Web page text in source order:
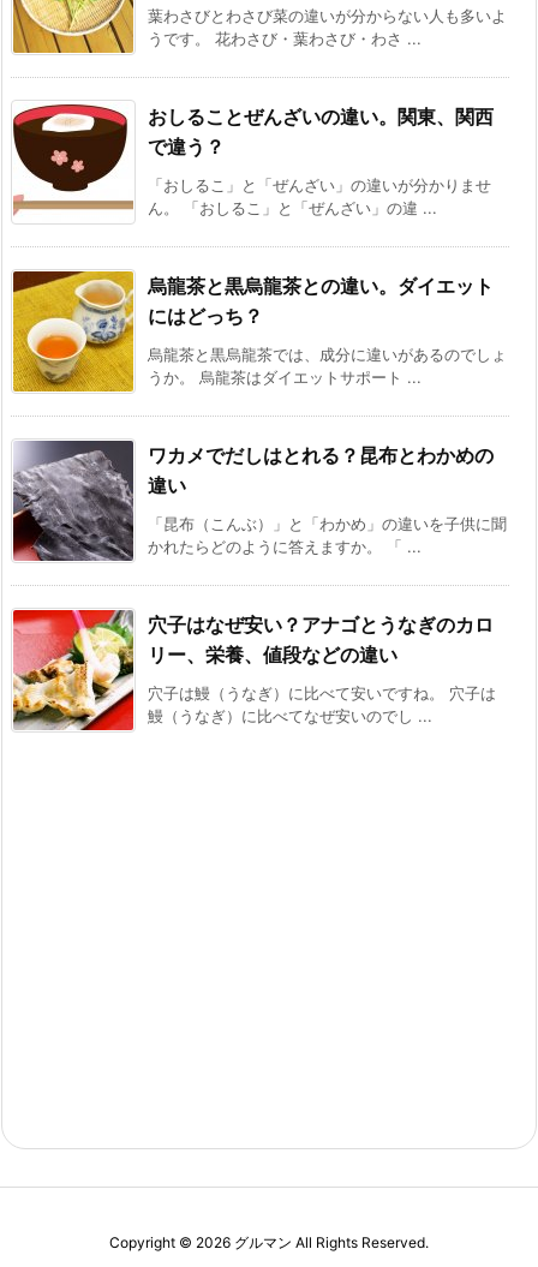
葉わさびとわさび菜の違いが分からない人も多いよ
うです。 花わさび・葉わさび・わさ ...
おしることぜんざいの違い。関東、関西
で違う？
「おしるこ」と「ぜんざい」の違いが分かりませ
ん。 「おしるこ」と「ぜんざい」の違 ...
烏龍茶と黒烏龍茶との違い。ダイエット
にはどっち？
烏龍茶と黒烏龍茶では、成分に違いがあるのでしょ
うか。 烏龍茶はダイエットサポート ...
ワカメでだしはとれる？昆布とわかめの
違い
「昆布（こんぶ）」と「わかめ」の違いを子供に聞
かれたらどのように答えますか。 「 ...
穴子はなぜ安い？アナゴとうなぎのカロ
リー、栄養、値段などの違い
穴子は鰻（うなぎ）に比べて安いですね。 穴子は
鰻（うなぎ）に比べてなぜ安いのでし ...
Copyright © 2026 グルマン All Rights Reserved.